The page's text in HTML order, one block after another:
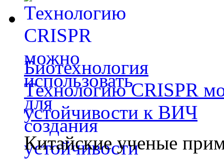
Биотехнология
Технологию CRISPR
устойчивости к ВИЧ
Китайские ученые